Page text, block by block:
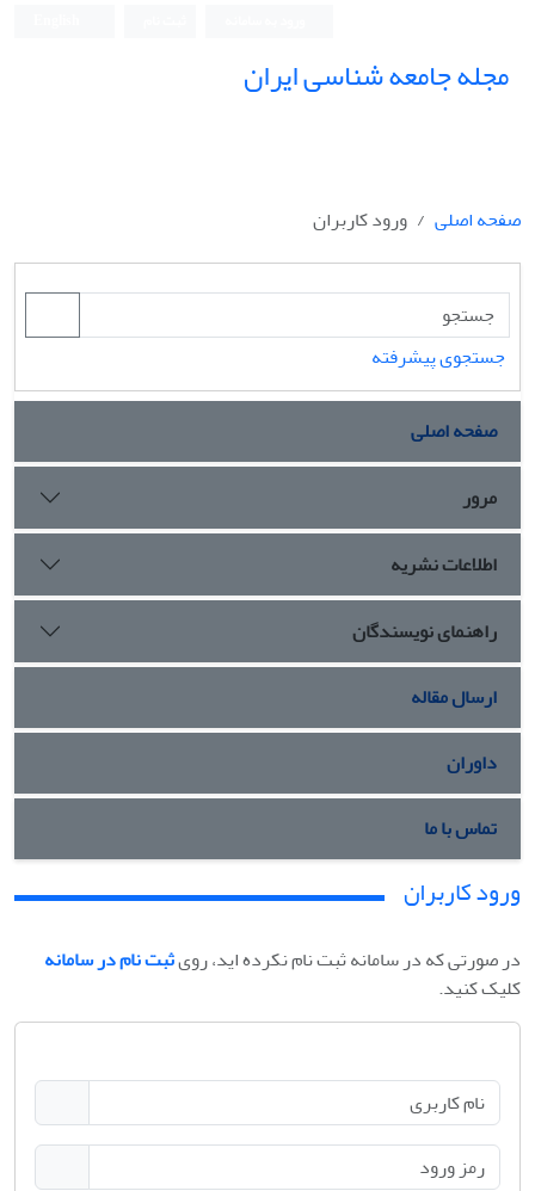
مجله جامعه شناسی ایران
صفحه اصلی ورود کاربران
جستجوی پیشرفته
صفحه اصلی
مرور
اطلاعات نشریه
راهنمای نویسندگان
ارسال مقاله
داوران
تماس با ما
ورود کاربران
در صورتی که در سامانه ثبت نام نکرده اید، رویثبت نام در سامانه
کلیک کنید.